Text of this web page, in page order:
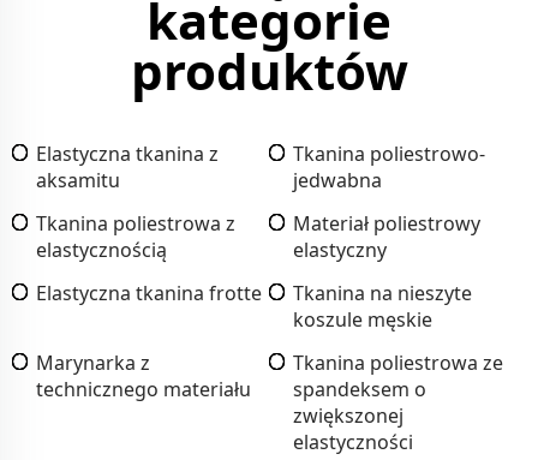
kategorie
produktów
Elastyczna tkanina z
aksamitu
Tkanina poliestrowo-
jedwabna
Tkanina poliestrowa z
elastycznością
Materiał poliestrowy
elastyczny
Elastyczna tkanina frotte
Tkanina na nieszyte
koszule męskie
Marynarka z
technicznego materiału
Tkanina poliestrowa ze
spandeksem o
zwiększonej
elastyczności